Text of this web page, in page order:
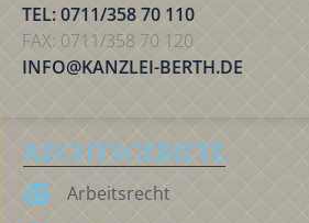
TEL: 0711/358 70 110
FAX: 0711/358 70 120
INFO@KANZLEI-BERTH.DE
RECHTSGEBIETE
Arbeitsrecht